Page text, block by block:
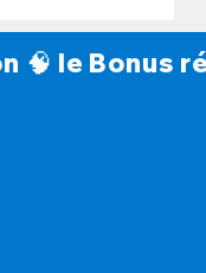
le Bonus